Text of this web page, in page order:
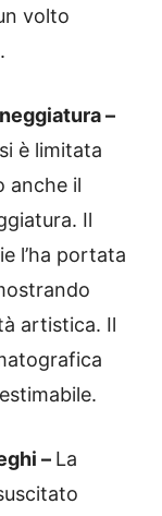
volto
–
è limitata
anche il
Il
l’ha portata
artistica. Il
– La